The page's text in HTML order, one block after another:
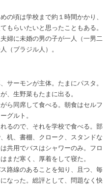
の頃は学校まで約１時間かかり、
もらいたいと思ったこともある。
婦に未婚の男の子が一人（一男二
（ブラジル人）。
サーモンが主体。たまにパスタ。
、生野菜もたまに出る。
ら同席して食べる。朝食はセルフ
グルト。
るので、それを学校で食べる。部
机、書棚、クローク、スタンドな
共用でバスはシャワーのみ。フロ
まだ寒く、厚着をして寝た。
路線のあることを知り、且つ、毎
なった。総評として、問題なく快